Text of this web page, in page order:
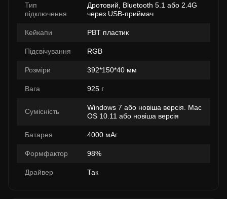
Тип
підключення
Дротовий, Bluetooth 5.1 або 2.4G
через USB-приймач
Кейкапи PBT пластик
Підсвічування RGB
Розміри 392*150*40 мм
Вага 925 г
Сумісність
Windows 7 або новіша версія. Mac
OS 10.11 або новіша версія
Батарея 4000 мАг
Формфактор 98%
Драйвер Так